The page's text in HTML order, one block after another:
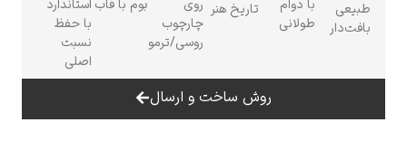
لودویگ دویچ
طبیعی
بافت‌دار
با دوام
طولانی
تاریخ هنر
روی
چارچوب
روسی/ترمو
بوم با قاباستاندارد
با حفظ
نسبت
اصلی
روش ساخت و ارسال